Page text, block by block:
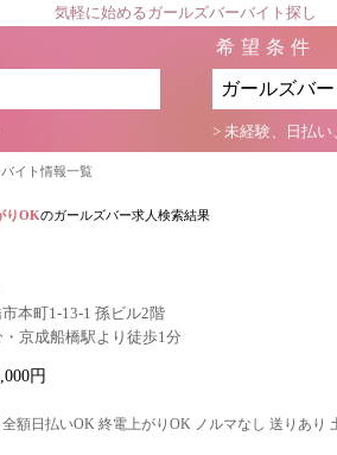
気軽に始めるガールズバーバイト探し
希望条件
> 未経験、日払
イト情報一覧
りOKのガールズバー求人検索結果
本町1-13-1 孫ビル2階
京成船橋駅より徒歩1分
円
額日払いOK 終電上がりOK ノルマなし 送りあ